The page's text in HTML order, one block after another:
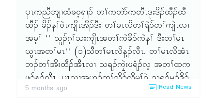
ၦၤကညီဘျၢထံခဝ့ရှၢၣ် တၢ်ကတဲာ်ကတီၤဒုးဒိၣ်ထီၣ်ထီ
ထီၣ် ခိၣ်နၢ်ဝဲၤကျိၤအိၣ်ဒီး တၢ်မၤလိတၢ်ရဲၣ်တၢ်ကျဲၤလၢ
အမ့ၢ် '' သူၣ်ဂ့ၢ်သးကျိၤအတၢ်ကဲခိၣ်ကဲနၢ် ဒီးတၢ်မၤ
ယွၤအတၢ်မၤ'' (၁)သီတၢ်မၤလိန့ၣ်လီၤ. တၢ်မၤလိအံၤ
ဘၣ်တၢ်အိးထီၣ်အီၤလၢ သရၣ်ကၠဲးဖရံၣ်လ့ အတၢ်ထုက
ဖၣ်န့ၣ်လီၤ. ၦၤလၢအဟ့ၣ်တၢ်သိၣ်လိမ့ၢ်ဝဲ သရၣ်မုၣ်ဒိၣ်
ဒီးကထၢၣ်စ့လွဲၢ်ဝါန့ၣ်လီၤ. တၢ်မၤလိအဆၢကတီၢ်မ့ၢ်
5 months ago Read News